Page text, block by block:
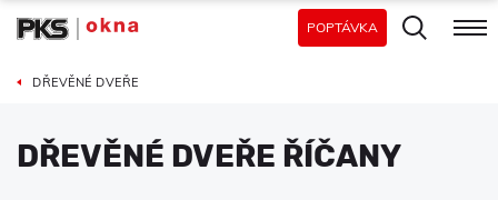
POPTÁVKA
DŘEVĚNÉ DVEŘE
DŘEVĚNÉ DVEŘE ŘÍČANY